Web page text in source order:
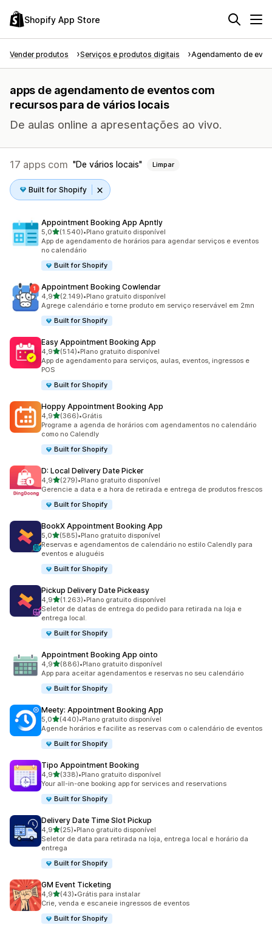
Shopify App Store
Vender produtos Serviços e produtos digitais Agendamento de
apps de agendamento de eventos com
recursos para de vários locais
De aulas online a apresentações ao vivo.
17 apps com De vários locais Limpar
Built for Shopify
Appointment Booking App Apntly
5,0de 5 estrelas
(1.540)
1540 avaliações ao todo
•Plano gratuito disponível
App de agendamento de horários para agendar serviços e eventos
no calendário
Built for Shopify
Appointment Booking Cowlendar
4,9de 5 estrelas
(2.149)
2149 avaliações ao todo
•Plano gratuito disponível
Agrege calendário e torne produto em serviço reservável em 2mn
Built for Shopify
Easy Appointment Booking App
4,9de 5 estrelas
(514)
514 avaliações ao todo
•Plano gratuito disponível
App de agendamento para serviços, aulas, eventos, ingressos e
POS
Built for Shopify
Hoppy Appointment Booking App
4,9de 5 estrelas
(366)
366 avaliações ao todo
•Grátis
Programe a agenda de horários com agendamentos no calendário
como no Calendly
Built for Shopify
D: Local Delivery Date Picker
4,9de 5 estrelas
(279)
279 avaliações ao todo
•Plano gratuito disponível
Gerencie a data e a hora de retirada e entrega de produtos frescos
Built for Shopify
BookX Appointment Booking App
5,0de 5 estrelas
(585)
585 avaliações ao todo
•Plano gratuito disponível
Reservas e agendamentos de calendário no estilo Calendly para
eventos e aluguéis
Built for Shopify
Pickup Delivery Date Pickeasy
4,9de 5 estrelas
(1.263)
1263 avaliações ao todo
•Plano gratuito disponível
Seletor de datas de entrega do pedido para retirada na loja e
entrega local.
Built for Shopify
Appointment Booking App ointo
4,9de 5 estrelas
(886)
886 avaliações ao todo
•Plano gratuito disponível
App para aceitar agendamentos e reservas no seu calendário
Built for Shopify
Meety: Appointment Booking App
5,0de 5 estrelas
(440)
440 avaliações ao todo
•Plano gratuito disponível
Agende horários e facilite as reservas com o calendário de eventos
Built for Shopify
Tipo Appointment Booking
4,9de 5 estrelas
(338)
338 avaliações ao todo
•Plano gratuito disponível
Your all-in-one booking app for services and reservations
Built for Shopify
Delivery Date Time Slot Pickup
4,9de 5 estrelas
(25)
25 avaliações ao todo
•Plano gratuito disponível
Seletor de data para retirada na loja, entrega local e horário da
entrega
Built for Shopify
GM Event Ticketing
4,9de 5 estrelas
(43)
43 avaliações ao todo
•Grátis para instalar
Crie, venda e escaneie ingressos de eventos
Built for Shopify